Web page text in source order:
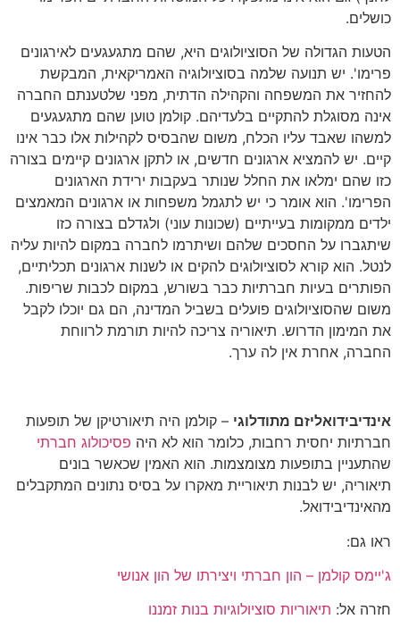
כושלים.
הטעות הגדולה של הסוציולוגים היא, שהם מתגעגעים לאירגונים
פרימו'. יש תנועה שלמה בסוציולוגיה האמריקאית, המבקשת
להחזיר את המשפחה והקהילה הדתית, מפני שלטענתם החברה
אינה מסוגלת להתקיים בלעדיהם. קולמן טוען שהם מתגעגעים
למשהו שאבד עליו הכלח, משום שהבסיס לקהילות אלו כבר אינו
קיים. יש להמציא ארגונים חדשים, או לתקן ארגונים קיימים בצורה
כזו שהם ימלאו את החלל שנותר בעקבות ירידת הארגונים
הפרימו'. הוא אומר כי יש לתגמל משפחות או ארגונים המאמצים
ילדים ממקומות בעייתיים (שכונות עוני) ולגדלם בצורה כזו
שיתגברו על החסכים שלהם ושיתרמו לחברה במקום להיות עליה
לנטל. הוא קורא לסוציולוגים להקים או לשנות ארגונים תכליתיים,
הפותרים בעיות חברתיות כבר בשורש, במקום לכבות שריפות.
משום שהסוציולוגים פועלים בשביל המדינה, הם גם יוכלו לקבל
את המימון הדרוש. תיאוריה צריכה להיות תורמת לרווחת
החברה, אחרת אין לה ערך.
אינדיבידואליזם מתודלוגי – קולמן היה תיאורטיקן של תופעות
חברתיות יחסית רחבות, כלומר הוא לא היה פסיכולוג חברתי
שהתעניין בתופעות מצומצמות. הוא האמין שכאשר בונים
תיאוריה, יש לבנות תיאוריית מאקרו על בסיס נתונים המתקבלים
מהאינדיבידואל.
ראו גם:
ג'יימס קולמן – הון חברתי ויצירתו של הון אנושי
חזרה אל: תיאוריות סוציולוגיות בנות זמננו